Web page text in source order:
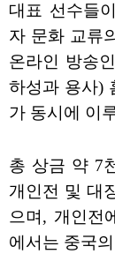
대표 선수들
자 문화 교류
온라인 방송
하성과 용사)
가 동시에 이
총 상금 약 7
개인전 및 대
으며, 개인전
에서는 중국